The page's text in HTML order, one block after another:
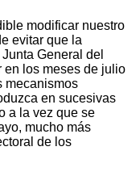
modificar nuestro
evitar que la
General del
en los meses de julio
mecanismos
en sucesivas
a la vez que se
mucho más
de los